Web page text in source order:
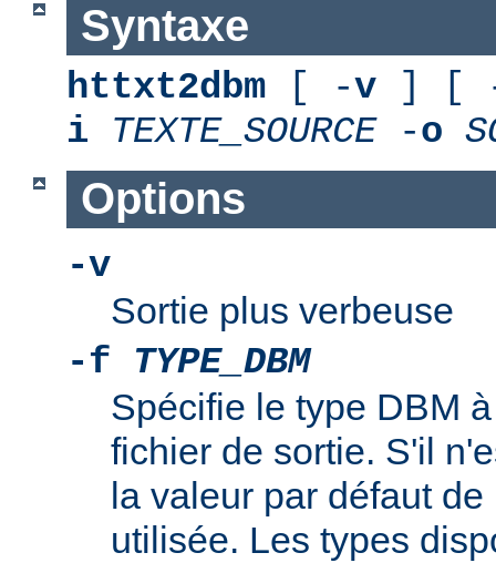
Syntaxe
httxt2dbm [ -v ] [
i
TEXTE_SOURCE-o
Options
-v
Sortie plus verbeuse
-f TYPE_DBM
Spécifie le type DBM
fichier de sortie. S'il
la valeur par défaut de
utilisée. Les types